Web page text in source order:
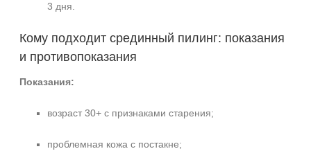
3 дня.
Кому подходит срединный пилинг: показания
и противопоказания
Показания:
возраст 30+ с признаками старения;
проблемная кожа с постакне;